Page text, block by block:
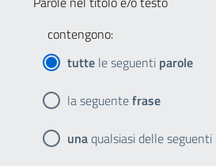
contengono:
tutte le seguenti parole
la seguentefrase
unaqualsiasi delle seguenti